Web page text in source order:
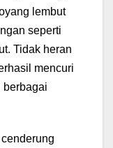
lembut
seperti
Tidak heran
mencuri
berbagai